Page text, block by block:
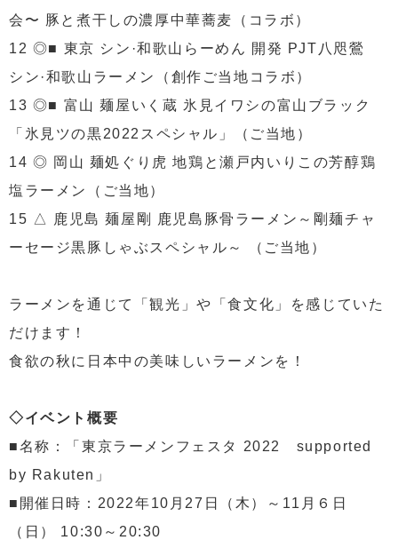
会〜 豚と煮干しの濃厚中華蕎麦（コラボ）
12 ◎■ 東京 シン·和歌山らーめん 開発 PJT八咫鶯
シン·和歌山ラーメン（創作ご当地コラボ）
13 ◎■ 富山 麺屋いく蔵 氷見イワシの富山ブラック
「氷見ツの黒2022スペシャル」（ご当地）
14 ◎ 岡山 麺処ぐり虎 地鶏と瀬戸内いりこの芳醇鶏
塩ラーメン（ご当地）
15 △ 鹿児島 麺屋剛 鹿児島豚骨ラーメン～剛麺チャ
ーセージ黒豚しゃぶスペシャル～ （ご当地）
ラーメンを通じて「観光」や「食文化」を感じていた
だけます！
食欲の秋に日本中の美味しいラーメンを！
◇イベント概要
■名称：「東京ラーメンフェスタ 2022 supported
by Rakuten」
■開催日時：2022年10月27日（木）～11月６日
（日） 10:30～20:30